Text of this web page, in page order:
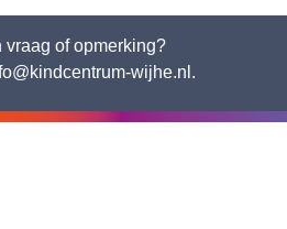
vraag of opmerking?
wijhe.nl.